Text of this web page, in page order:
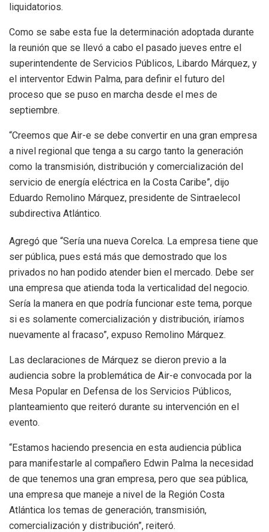
liquidatorios.
Como se sabe esta fue la determinación adoptada durante
la reunión que se llevó a cabo el pasado jueves entre el
superintendente de Servicios Públicos, Libardo Márquez, y
el interventor Edwin Palma, para definir el futuro del
proceso que se puso en marcha desde el mes de
septiembre.
“Creemos que Air-e se debe convertir en una gran empresa
a nivel regional que tenga a su cargo tanto la generación
como la transmisión, distribución y comercialización del
servicio de energía eléctrica en la Costa Caribe”, dijo
Eduardo Remolino Márquez, presidente de Sintraelecol
subdirectiva Atlántico.
Agregó que “Sería una nueva Corelca. La empresa tiene que
ser pública, pues está más que demostrado que los
privados no han podido atender bien el mercado. Debe ser
una empresa que atienda toda la verticalidad del negocio.
Sería la manera en que podría funcionar este tema, porque
si es solamente comercialización y distribución, iríamos
nuevamente al fracaso”, expuso Remolino Márquez.
Las declaraciones de Márquez se dieron previo a la
audiencia sobre la problemática de Air-e convocada por la
Mesa Popular en Defensa de los Servicios Públicos,
planteamiento que reiteró durante su intervención en el
evento.
“Estamos haciendo presencia en esta audiencia pública
para manifestarle al compañero Edwin Palma la necesidad
de que tenemos una gran empresa, pero que sea pública,
una empresa que maneje a nivel de la Región Costa
Atlántica los temas de generación, transmisión,
comercialización y distribución”, reiteró.